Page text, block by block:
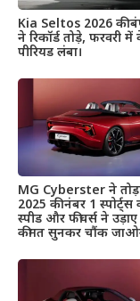
Kia Seltos 2026 की
ने रिकॉर्ड तोड़े, फरवरी में
पीरियड लंबा।
MG Cyberster ने तोड़ा
2025 की नंबर 1 स्पोर्ट्स
स्पीड और फीचर्स ने
कीमत सुनकर चौंक